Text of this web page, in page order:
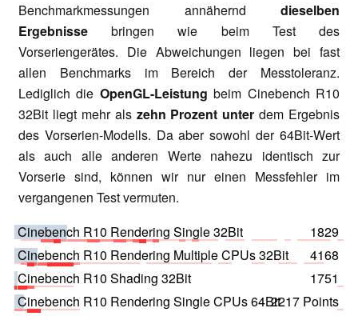
Benchmarkmessungen annähernd dieselben
Ergebnisse bringen wie beim Test des
Vorseriengerätes. Die Abweichungen liegen bei fast
allen Benchmarks im Bereich der Messtoleranz.
Lediglich die OpenGL-Leistung beim Cinebench R10
32Bit liegt mehr alszehn Prozent unter dem Ergebnis
des Vorserien-Modells. Da aber sowohl der 64Bit-Wert
als auch alle anderen Werte nahezu identisch zur
Vorserie sind, können wir nur einen Messfehler im
vergangenen Test vermuten.
Cinebench R10 Rendering Single 32Bit
1829
Cinebench R10 Rendering Multiple CPUs 32Bit
4168
Cinebench R10 Shading 32Bit
1751
Cinebench R10 Rendering Single CPUs 64Bit2217 Points